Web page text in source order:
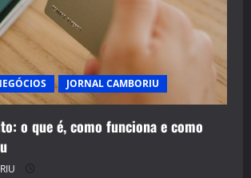
JORNAL CAMBORIU
o que é, como funciona e como